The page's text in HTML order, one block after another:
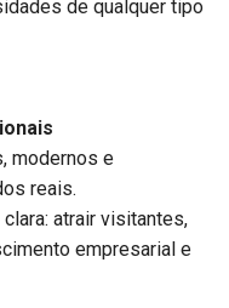
de qualquer tipo
modernos e
reais.
atrair visitantes,
empresarial e